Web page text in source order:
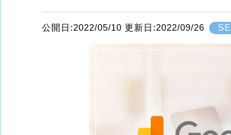
公開日:2022/05/10 更新日:2022/09/26